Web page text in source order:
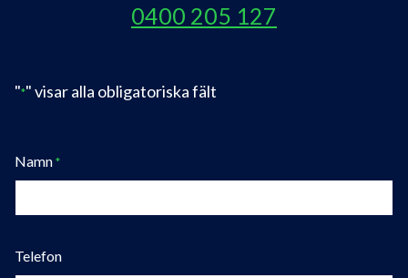
0400 205 127
"*" visar alla obligatoriska fält
Namn *
Telefon